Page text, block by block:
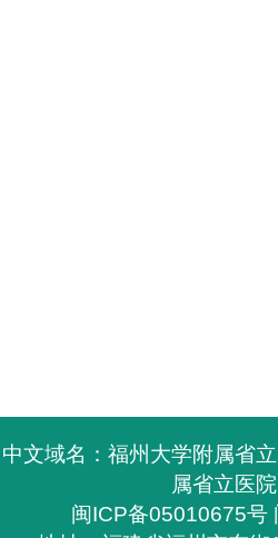
中文域名：福州大学附属省
属省立医
闽ICP备05010675号